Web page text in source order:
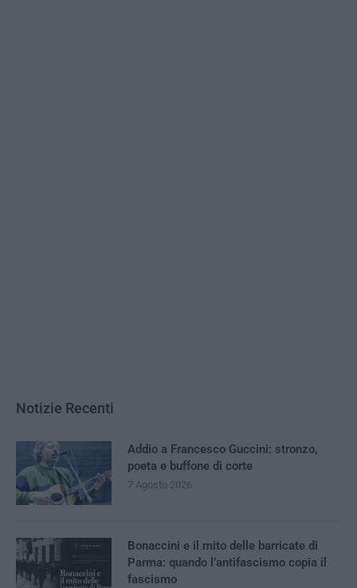
Notizie Recenti
Addio a Francesco Guccini: stronzo,
poeta e buffone di corte
7 Agosto 2026
Bonaccini e il mito delle barricate di
Parma: quando l’antifascismo copia il
fascismo